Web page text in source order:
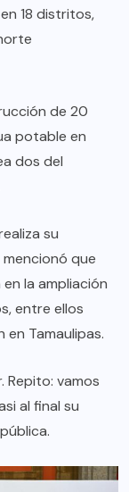
18 distritos,
de 20
potable en
dos del
su
que
la ampliación
entre ellos
Tamaulipas.
Repito: vamos
al final su